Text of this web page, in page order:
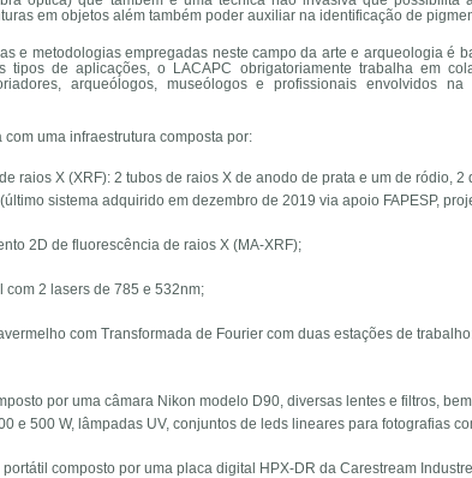
em objetos além também poder auxiliar na identificação de
e metodologias empregadas neste campo da arte e arqueologia é
tipos de aplicações, o LACAPC obrigatoriamente trabalha em
arqueólogos, museólogos e profissionais envolvidos
uma infraestrutura composta por:
raios X (XRF): 2 tubos de raios X de anodo de prata e um de ródio, 2
sistema adquirido em dezembro de 2019 via apoio FAPESP,
2D de fluorescência de raios X (MA-XRF);
com 2 lasers de 785 e 532nm;
com Transformada de Fourier com duas estações de
por uma câmara Nikon modelo D90, diversas lentes e filtros,
e 500 W, lâmpadas UV, conjuntos de leds lineares para fotografias
composto por uma placa digital HPX-DR da Carestream